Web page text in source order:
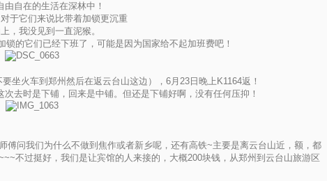
由自在的生活在深林中！
于它们来说比带着加锁更沉重
，我没见到一直泥猴。
的它们已经下班了，可能是因为国家给不起加班费吧！
坐火车到郑州然后在返云台山这边），6月23日晚上K1164返！
去时是下铺，回来是中铺。但还是下铺好啊，没有任何压抑！
傅问我们为什么不做到焦作或者新乡呢，还有高铁~主要是离云台山近，额，都
不过挺好，我们是让宾馆的人来接的，大概200块钱，从郑州到云台山旅游区